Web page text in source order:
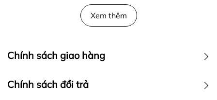
Xem thêm
Chính sách giao hàng
Wolf Active
Chính sách đổi trả